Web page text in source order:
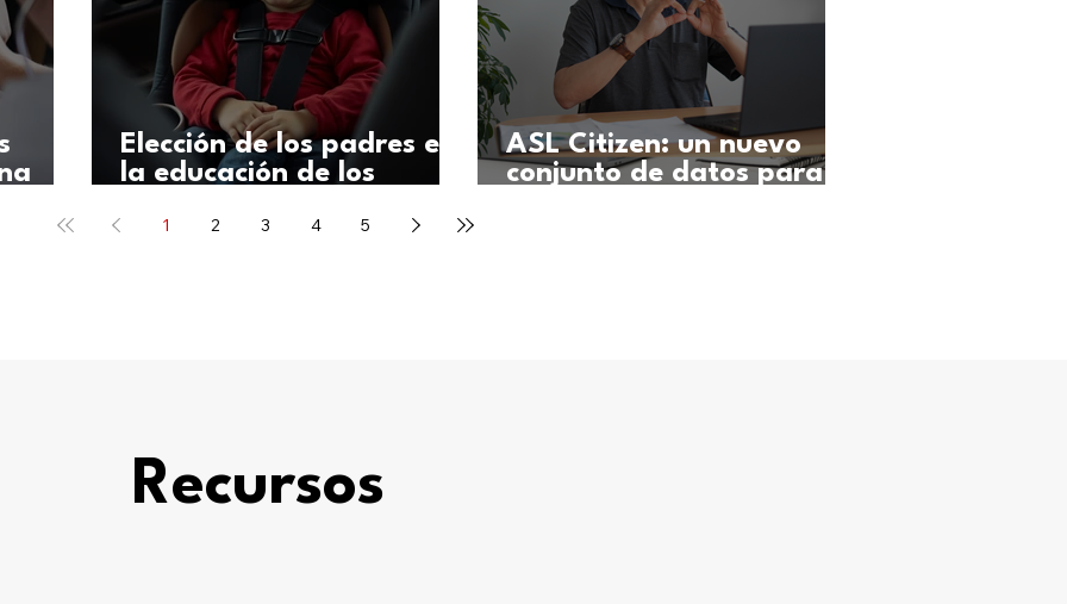
Elección de los padres en
la educación de los
ASL Citizen: un nuevo
conjunto de datos para
1 2 3 4 5
Recursos